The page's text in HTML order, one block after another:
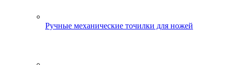
Ручные механические точилки для ножей